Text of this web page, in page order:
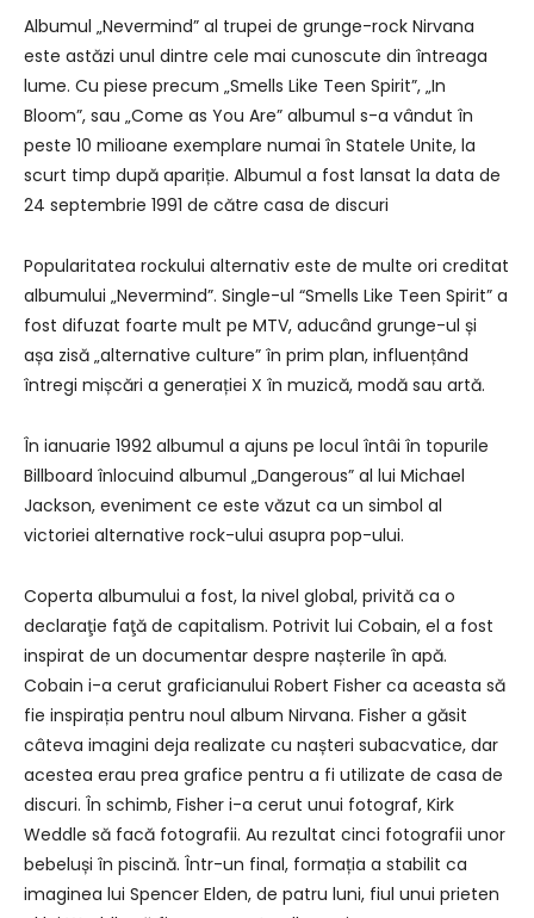
Albumul „Nevermind” al trupei de grunge-rock Nirvana
este astăzi unul dintre cele mai cunoscute din întreaga
lume. Cu piese precum „Smells Like Teen Spirit”, „In
Bloom”, sau „Come as You Are” albumul s-a vândut în
peste 10 milioane exemplare numai în Statele Unite, la
scurt timp după apariție. Albumul a fost lansat la data de
24 septembrie 1991 de către casa de discuri
Popularitatea rockului alternativ este de multe ori creditat
albumului „Nevermind”. Single-ul “Smells Like Teen Spirit” a
fost difuzat foarte mult pe MTV, aducând grunge-ul și
așa zisă „alternative culture” în prim plan, influențând
întregi mișcări a generației X în muzică, modă sau artă.
În ianuarie 1992 albumul a ajuns pe locul întâi în topurile
Billboard înlocuind albumul „Dangerous” al lui Michael
Jackson, eveniment ce este văzut ca un simbol al
victoriei alternative rock-ului asupra pop-ului.
Coperta albumului a fost, la nivel global, privită ca o
declaraţie faţă de capitalism. Potrivit lui Cobain, el a fost
inspirat de un documentar despre nașterile în apă.
Cobain i-a cerut graficianului Robert Fisher ca aceasta să
fie inspirația pentru noul album Nirvana. Fisher a găsit
câteva imagini deja realizate cu nașteri subacvatice, dar
acestea erau prea grafice pentru a fi utilizate de casa de
discuri. În schimb, Fisher i-a cerut unui fotograf, Kirk
Weddle să facă fotografii. Au rezultat cinci fotografii unor
bebeluși în piscină. Într-un final, formația a stabilit ca
imaginea lui Spencer Elden, de patru luni, fiul unui prieten